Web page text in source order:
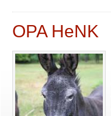
OPA HeNK